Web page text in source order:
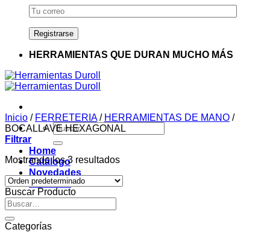
HERRAMIENTAS QUE DURAN MUCHO MÁS
Buscar
por:
Home
Catálogo
Novedades
Contacto
Inicio / FERRETERIA / HERRAMIENTAS DE MANO /
BOCALLAVE HEXAGONAL
Filtrar
Mostrando los 3 resultados
Buscar Producto
Buscar
por:
Categorías